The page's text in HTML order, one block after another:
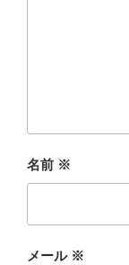
名前 ※
メール ※